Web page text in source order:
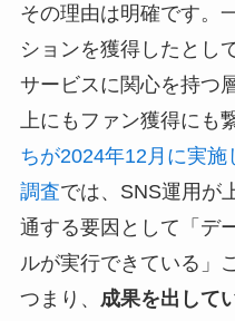
その理由は明確です。
ションを獲得したとし
サービスに関心を持つ
上にもファン獲得にも
ちが2024年12月に実
調査では、SNS運用が
通する要因として「デ
ルが実行できている」
つまり、 成果を出して